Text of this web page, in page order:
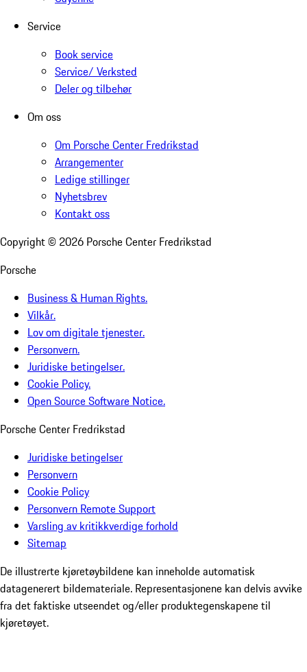
Service
Book service
Service/ Verksted
Deler og tilbehør
Om oss
Om Porsche Center Fredrikstad
Arrangementer
Ledige stillinger
Nyhetsbrev
Kontakt oss
Copyright © 2026 Porsche Center Fredrikstad
Porsche
Business & Human Rights.
Vilkår.
Lov om digitale tjenester.
Personvern.
Juridiske betingelser.
Cookie Policy.
Open Source Software Notice.
Porsche Center Fredrikstad
Juridiske betingelser
Personvern
Cookie Policy
Personvern Remote Support
Varsling av kritikkverdige forhold
Sitemap
De illustrerte kjøretøybildene kan inneholde automatisk
datagenerert bildemateriale. Representasjonene kan delvis avvike
fra det faktiske utseendet og/eller produktegenskapene til
kjøretøyet.